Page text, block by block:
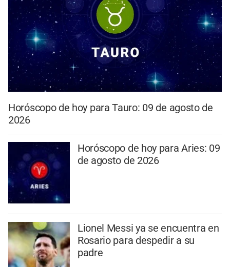
Horóscopo de hoy para Tauro: 09 de agosto de
2026
Horóscopo de hoy para Aries: 09
de agosto de 2026
Lionel Messi ya se encuentra en
Rosario para despedir a su
padre